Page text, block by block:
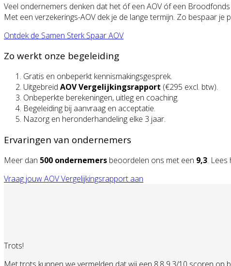
Veel ondernemers denken dat het óf een AOV óf een Broodfonds
Met een verzekerings-AOV dek je de lange termijn. Zo bespaar je
Ontdek de Samen Sterk Spaar AOV
Zo werkt onze begeleiding
Gratis en onbeperkt kennismakingsgesprek.
Uitgebreid AOV Vergelijkingsrapport (€295 excl. btw).
Onbeperkte berekeningen, uitleg en coaching.
Begeleiding bij aanvraag en acceptatie.
Nazorg en heronderhandeling elke 3 jaar.
Ervaringen van ondernemers
Meer dan 500 ondernemers beoordelen ons met een 9,3. Lees
Vraag jouw AOV Vergelijkingsrapport aan
Trots!